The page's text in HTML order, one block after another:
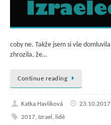
coby ne. Takže jsem si vše
zhrozila, že…
Continue reading
Katka Havlíková 23.10.2017
2017, Izrael , lidé